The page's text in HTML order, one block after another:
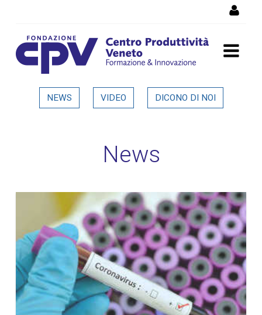
Dettaglio in evidenza
NEWS VIDEO DICONO DI NOI
News